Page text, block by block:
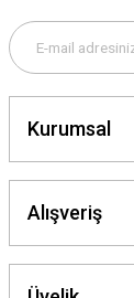
Kurumsal
Alışveriş